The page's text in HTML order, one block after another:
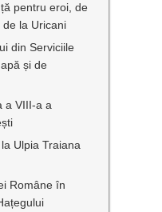
pentru eroi, de
de la Uricani
din Serviciile
și de
a VIII-a a
Ulpia Traiana
Române în